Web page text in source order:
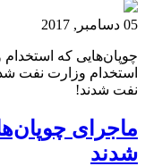
05 دسامبر, 2017
چوپان‌هایی که
استخدام وزارت نفت
نفت شدند!
ماجرای
شدند